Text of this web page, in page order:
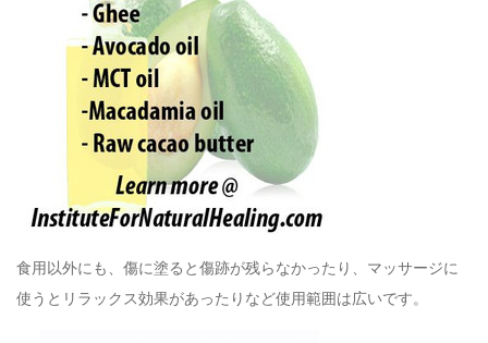
食用以外にも、傷に塗ると傷跡が残らなかったり、マッサージに
使うとリラックス効果があったりなど使用範囲は広いです。